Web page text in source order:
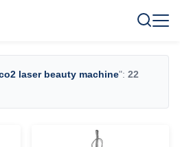
laser beauty machine": 22